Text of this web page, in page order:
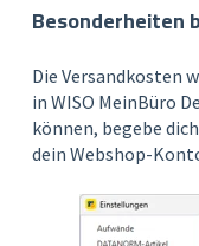
Besonderheiten
Die Versandkosten
in WISO MeinBüro
können, begebe
dein Webshop-